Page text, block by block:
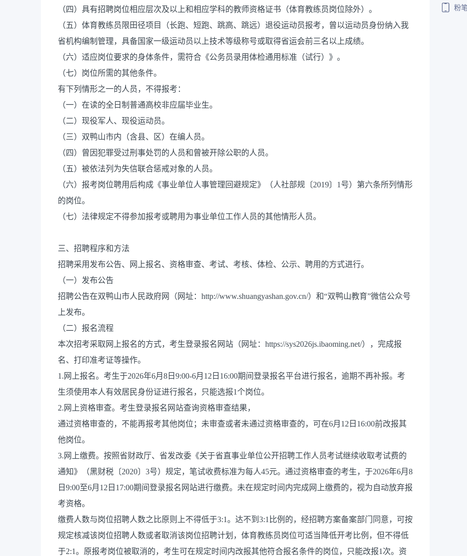
（四）具有招聘岗位相应层次及以上和相应学科的教师资格证书（体育教练员岗位除外）。
（五）体育教练员限田径项目（长跑、短跑、跳高、跳远）退役运动员报考，曾以运动员身份纳入我
省机构编制管理，具备国家一级运动员以上技术等级称号或取得省运会前三名以上成绩。
（六）适应岗位要求的身体条件，需符合《公务员录用体检通用标准（试行）》。
（七）岗位所需的其他条件。
有下列情形之一的人员，不得报考：
（一）在读的全日制普通高校非应届毕业生。
（二）现役军人、现役运动员。
（三）双鸭山市内（含县、区）在编人员。
（四）曾因犯罪受过刑事处罚的人员和曾被开除公职的人员。
（五）被依法列为失信联合惩戒对象的人员。
（六）报考岗位聘用后构成《事业单位人事管理回避规定》（人社部规〔2019〕1号）第六条所列情形
的岗位。
（七）法律规定不得参加报考或聘用为事业单位工作人员的其他情形人员。
三、招聘程序和方法
招聘采用发布公告、网上报名、资格审查、考试、考核、体检、公示、聘用的方式进行。
（一）发布公告
招聘公告在双鸭山市人民政府网（网址：http://www.shuangyashan.gov.cn/）和“双鸭山教育”微信公众号
上发布。
（二）报名流程
本次招考采取网上报名的方式，考生登录报名网站（网址：https://sys2026js.ibaoming.net/），完成报
名、打印准考证等操作。
1.网上报名。考生于2026年6月8日9:00-6月12日16:00期间登录报名平台进行报名，逾期不再补报。考
生须使用本人有效居民身份证进行报名，只能选报1个岗位。
2.网上资格审查。考生登录报名网站查询资格审查结果，
通过资格审查的，不能再报考其他岗位；未审查或者未通过资格审查的，可在6月12日16:00前改报其
他岗位。
3.网上缴费。按照省财政厅、省发改委《关于省直事业单位公开招聘工作人员考试继续收取考试费的
通知》（黑财税〔2020〕3号）规定，笔试收费标准为每人45元。通过资格审查的考生，于2026年6月8
日9:00至6月12日17:00期间登录报名网站进行缴费。未在规定时间内完成网上缴费的，视为自动放弃报
考资格。
缴费人数与岗位招聘人数之比原则上不得低于3:1。达不到3:1比例的，经招聘方案备案部门同意，可按
规定核减该岗位招聘人数或者取消该岗位招聘计划，体育教练员岗位可适当降低开考比例，但不得低
于2:1。原报考岗位被取消的，考生可在规定时间内改报其他符合报名条件的岗位，只能改报1次。资
粉